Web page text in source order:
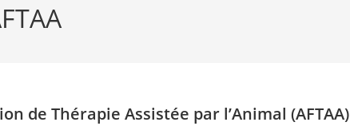
de Thérapie Assistée par l’Animal (AFTAA)